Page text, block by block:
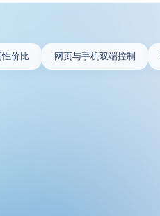
性价比 网页与手机双端控制